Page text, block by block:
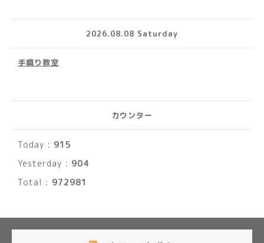
2026.08.08 Saturday
手織り教室
カウンター
Today : 915
Yesterday : 904
Total : 972981